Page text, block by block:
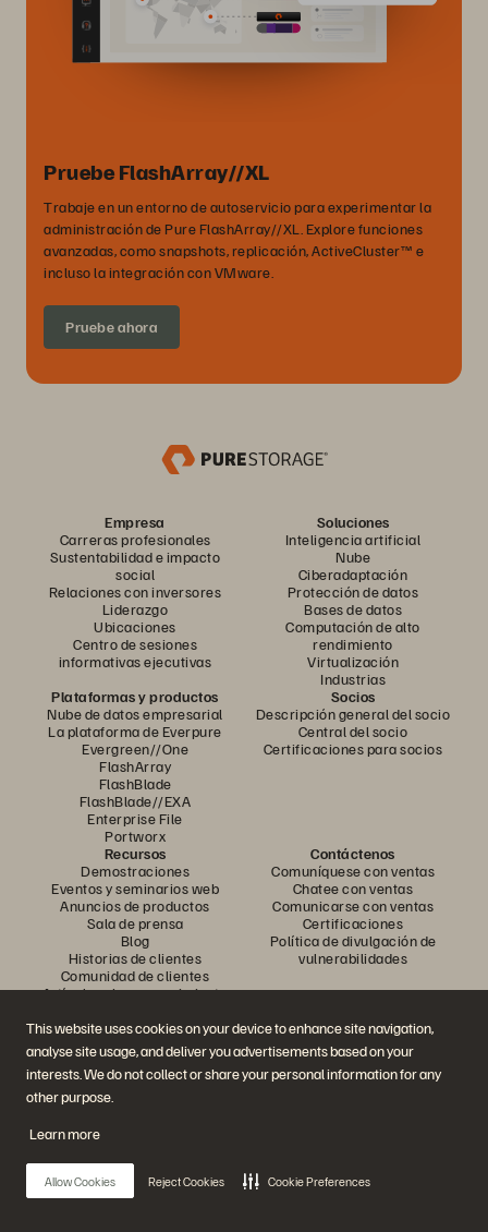
This website uses cookies on your device to enhance site navigation,
analyse site usage, and deliver you advertisements based on your
interests. We do not collect or share your personal information for any
other purpose.
Learn more
Allow Cookies Reject Cookies Cookie Preferences
Pruebe FlashArray//XL
Trabaje en un entorno de autoservicio para experimentar la
administración de Pure FlashArray//XL. Explore funciones
avanzadas, como snapshots, replicación, ActiveCluster™ e
incluso la integración con VMware.
Pruebe ahora
Empresa
Carreras profesionales
Sustentabilidad e impacto
social
Relaciones con inversores
Liderazgo
Ubicaciones
Centro de sesiones
informativas ejecutivas
Soluciones
Inteligencia artificial
Nube
Ciberadaptación
Protección de datos
Bases de datos
Computación de alto
rendimiento
Virtualización
Industrias
Plataformas y productos
Nube de datos empresarial
La plataforma de Everpure
Evergreen//One
FlashArray
FlashBlade
FlashBlade//EXA
Enterprise File
Portworx
Socios
Descripción general del socio
Central del socio
Certificaciones para socios
Recursos
Demostraciones
Eventos y seminarios web
Anuncios de productos
Sala de prensa
Blog
Historias de clientes
Comunidad de clientes
Artículo sobre conocimiento
Contáctenos
Comuníquese con ventas
Chatee con ventas
Comunicarse con ventas
Certificaciones
Política de divulgación de
vulnerabilidades
Únase a la conversación
Siga todos los canales sociales oficiales de Everpure
© 2026 Everpure, Inc. Todos los derechos reservados.
Privacidad Términos del sitio web LegalCentro de confianza